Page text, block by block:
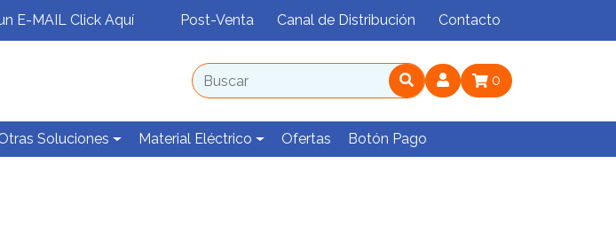
E-MAIL Click Aquí Post-Venta Canal de Distribución Contacto
0
Soluciones Material Eléctrico Ofertas Botón Pago